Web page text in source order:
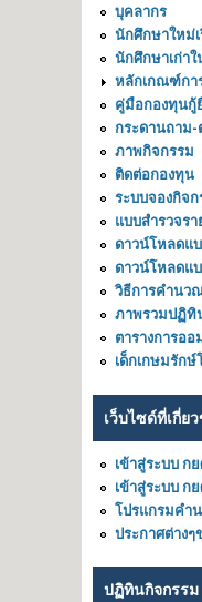
บุคลากร
นักศึกษาใหม่
นักศึกษาเก่า
หลักเกณฑ์กา
คู่มือกองทุนกู้
กระดานถาม-
ภาพกิจกรรม
ติดต่อกองทุน
ระบบจองกิจก
แบบสำรวจร
ดาวน์โหลดแ
ดาวน์โหลดแ
วิธีการคำนว
ภาพรวมปฏิทิ
ตารางการออ
เด็กเกษมรักษ์
เว็บไซด์ที่เกี่ย
เข้าสู่ระบบ ก
เข้าสู่ระบบ ก
โปรแกรมคำ
ประกาศต่าง
ปฏิทินกิจกรรม